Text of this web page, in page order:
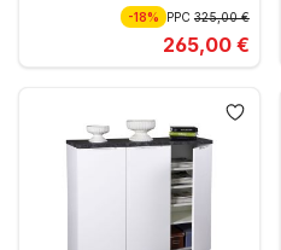
-18% PPC 325,00 €
265,00 €